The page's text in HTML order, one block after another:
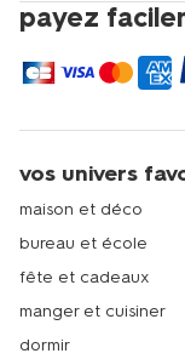
payez
vos univers
maison et déco
bureau et école
fête et cadeaux
manger et cuisiner
dormir